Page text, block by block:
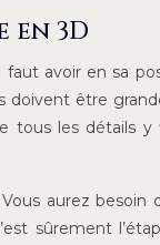
3D
faut avoir en sa
doivent être
tous les détails
aurez
sûrement